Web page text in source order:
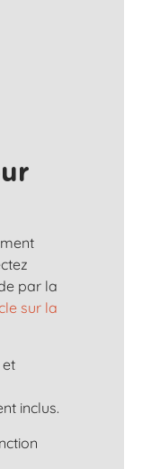
par la
sur la
et
inclus.